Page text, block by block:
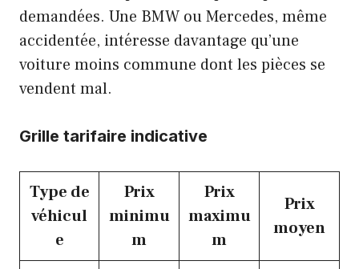
demandées. Une BMW ou Mercedes, même
accidentée, intéresse davantage qu’une
voiture moins commune dont les pièces se
vendent mal.
Grille tarifaire indicative
Type de
véhicul
e
Prix
minimu
m
Prix
maximu
m
Prix
moyen